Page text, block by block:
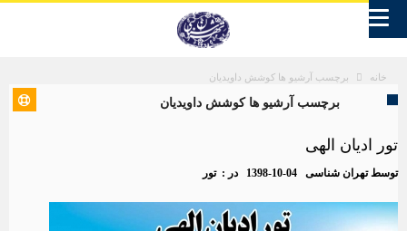
خانه برچسب آرشیو ها کوشش داویدیان
برچسب آرشیو ها کوشش داویدیان
تور ادیان الهی
توسطتهران شناسی 1398-10-04 در :تور